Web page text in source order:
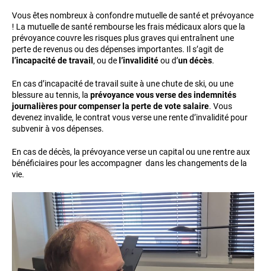
Vous êtes nombreux à confondre mutuelle de santé et prévoyance
! La mutuelle de santé rembourse les frais médicaux alors que la
prévoyance couvre les risques plus graves qui entraînent une
perte de revenus ou des dépenses importantes. Il s’agit de
l’incapacité de travail , ou de l’invaliditéou d’un décès.
En cas d’incapacité de travail suite à une chute de ski, ou une
blessure au tennis, la prévoyance vous verse des indemnités
journalières pour compenser la perte de vote salaire. Vous
devenez invalide, le contrat vous verse une rente d’invalidité pour
subvenir à vos dépenses.
En cas de décès, la prévoyance verse un capital ou une rentre aux
bénéficiaires pour les accompagner dans les changements de la
vie.